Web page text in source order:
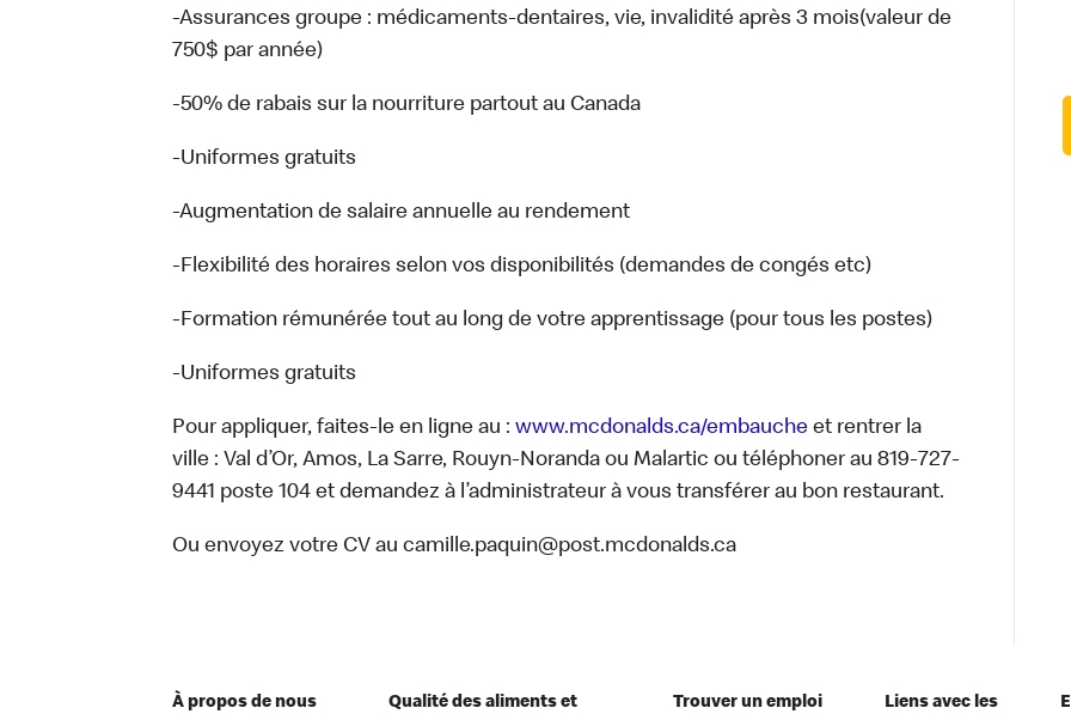
-Assurances groupe : médicaments-dentaires, vie, invalidité après 3 mois(valeur de
750$ par année)
-50% de rabais sur la nourriture partout au Canada
-Uniformes gratuits
-Augmentation de salaire annuelle au rendement
-Flexibilité des horaires selon vos disponibilités (demandes de congés etc)
-Formation rémunérée tout au long de votre apprentissage (pour tous les postes)
-Uniformes gratuits
Pour appliquer, faites-le en ligne au : www.mcdonalds.ca/embauche et rentrer la
ville : Val d’Or, Amos, La Sarre, Rouyn-Noranda ou Malartic ou téléphoner au 819-727-
9441 poste 104 et demandez à l’administrateur à vous transférer au bon restaurant.
Ou envoyez votre CV au camille.paquin@post.mcdonalds.ca
À propos de nous
Qualité des aliments et
Trouver un emploi
Liens avec les